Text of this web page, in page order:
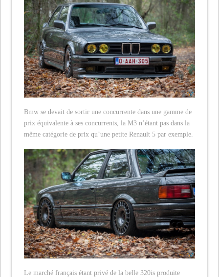
Bmw se devait de sortir une concurrente dans une gamme de
prix équivalente à ses concurrents, la M3 n’étant pas dans la
même catégorie de prix qu’une petite Renault 5 par exemple.
Le marché français étant privé de la belle 320is produite